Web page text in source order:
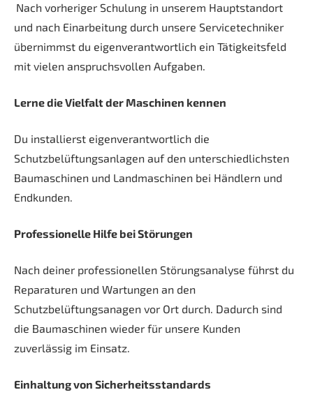
Nach vorheriger Schulung in unserem Hauptstandort
und nach Einarbeitung durch unsere Servicetechniker
übernimmst du eigenverantwortlich ein Tätigkeitsfeld
mit vielen anspruchsvollen Aufgaben.
Lerne die Vielfalt der Maschinen kennen
Du installierst eigenverantwortlich die
Schutzbelüftungsanlagen auf den unterschiedlichsten
Baumaschinen und Landmaschinen bei Händlern und
Endkunden.
Professionelle Hilfe bei Störungen
Nach deiner professionellen Störungsanalyse führst du
Reparaturen und Wartungen an den
Schutzbelüftungsanagen vor Ort durch. Dadurch sind
die Baumaschinen wieder für unsere Kunden
zuverlässig im Einsatz.
Einhaltung von Sicherheitsstandards